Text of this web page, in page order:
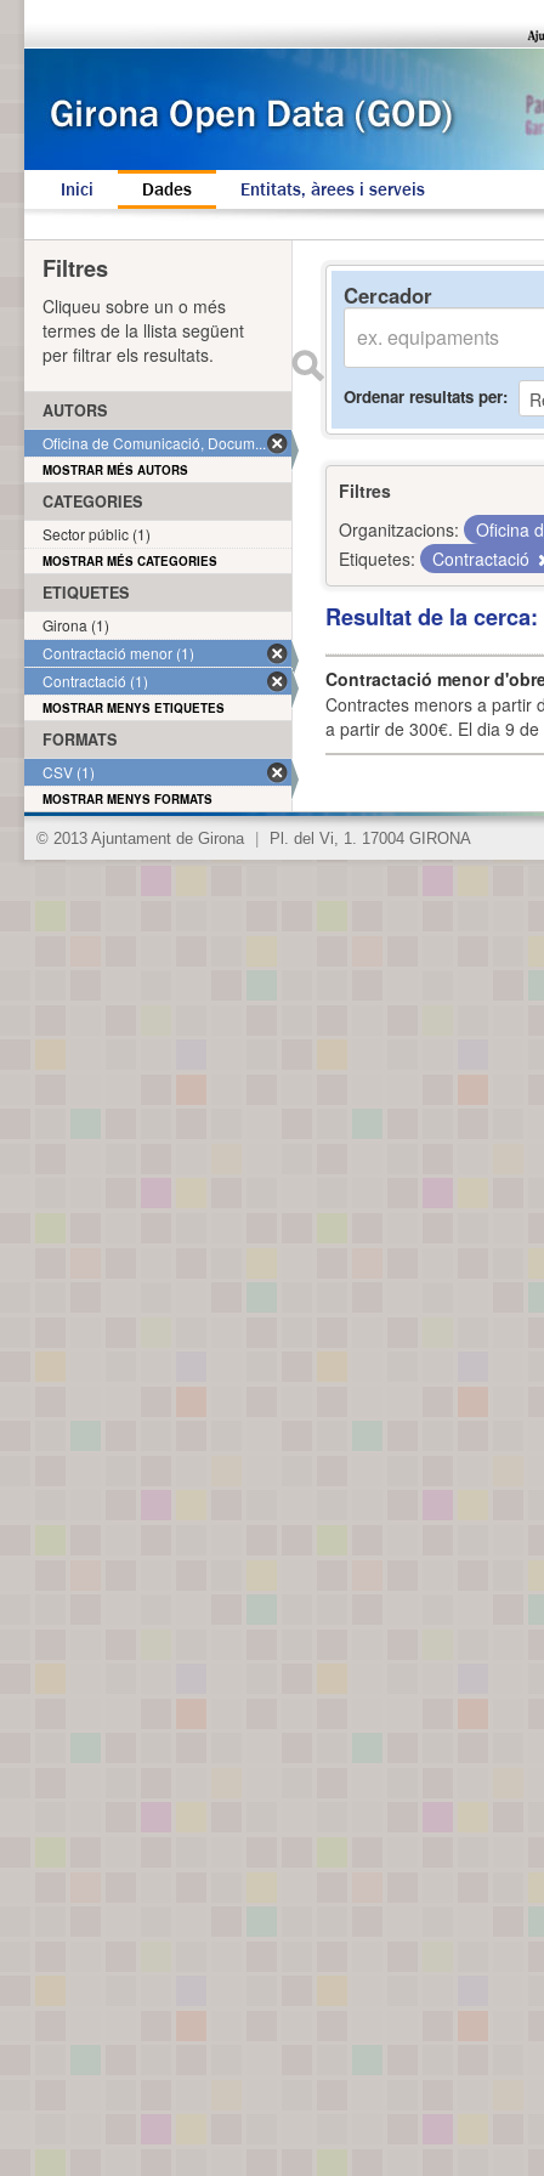
Inici Dades Entitats, àrees i serveis
Cercador
Ordenar resultats per
Filtres
Organitzacions:
Oficina
Etiquetes:
Contractació
Resultat de la
Contractació menor
Contractes menors a partir
a partir de 300€. El dia 9
Filtres
Cliqueu sobre un o més
termes de la llista següent
per filtrar els resultats.
AUTORS
Oficina de Comunicació, Docum... (1)
MOSTRAR MÉS AUTORS
CATEGORIES
Sector públic (1)
MOSTRAR MÉS CATEGORIES
ETIQUETES
Girona (1)
Contractació menor (1)
Contractació (1)
MOSTRAR MENYS ETIQUETES
FORMATS
CSV (1)
MOSTRAR MENYS FORMATS
© 2013 Ajuntament de Girona Pl. del Vi, 1. 17004 GIRONA